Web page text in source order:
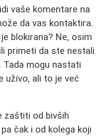
vaše komentare na
da vas kontaktira.
blokirana? Ne, osim
primeti da ste nestali
Tada mogu nastati
uživo, ali to je već
zaštiti od bivših
čak i od kolega koji